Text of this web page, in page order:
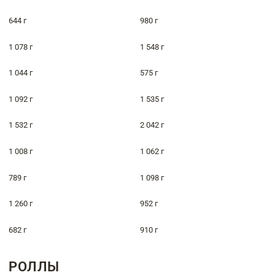
644 г 980 г
1 078 г 1 548 г
1 044 г 575 г
1 092 г 1 535 г
1 532 г 2 042 г
1 008 г 1 062 г
789 г 1 098 г
1 260 г 952 г
682 г 910 г
РОЛЛЫ